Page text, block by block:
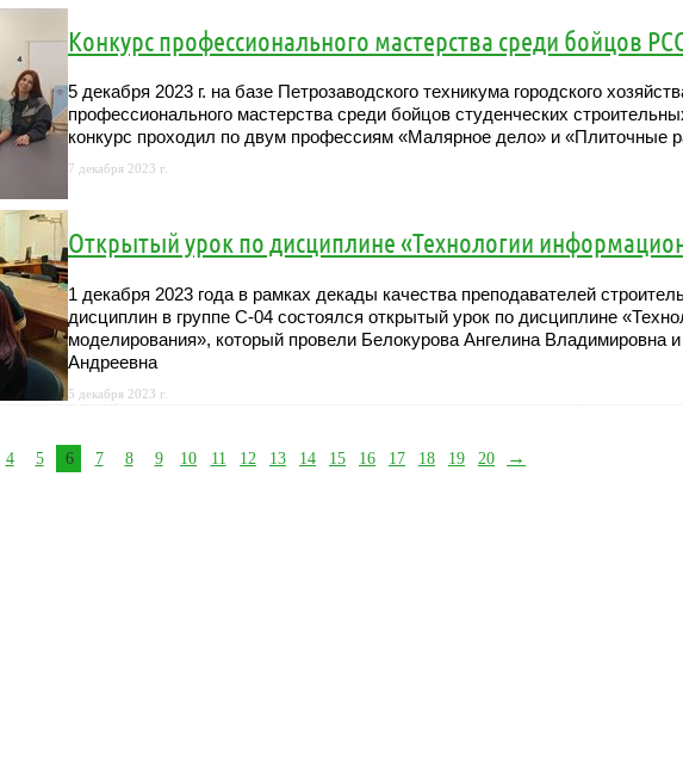
Конкурс профессионального мастерства среди бойцов
5 декабря 2023 г. на базе Петрозаводского техникума городского
профессионального мастерства среди бойцов студенческих
конкурс проходил по двум профессиям «Малярное дело» и «Плиточные
7 декабря 2023 г.
Открытый урок по дисциплине «Технологии
1 декабря 2023 года в рамках декады качества преподавателей
дисциплин в группе С-04 состоялся открытый урок по дисциплине
моделирования», который провели Белокурова Ангелина Владимировна
Андреевна
5 декабря 2023 г.
4 5 6 7 8 9 10 11 12 13 14 15 16 17 18 19 20 →